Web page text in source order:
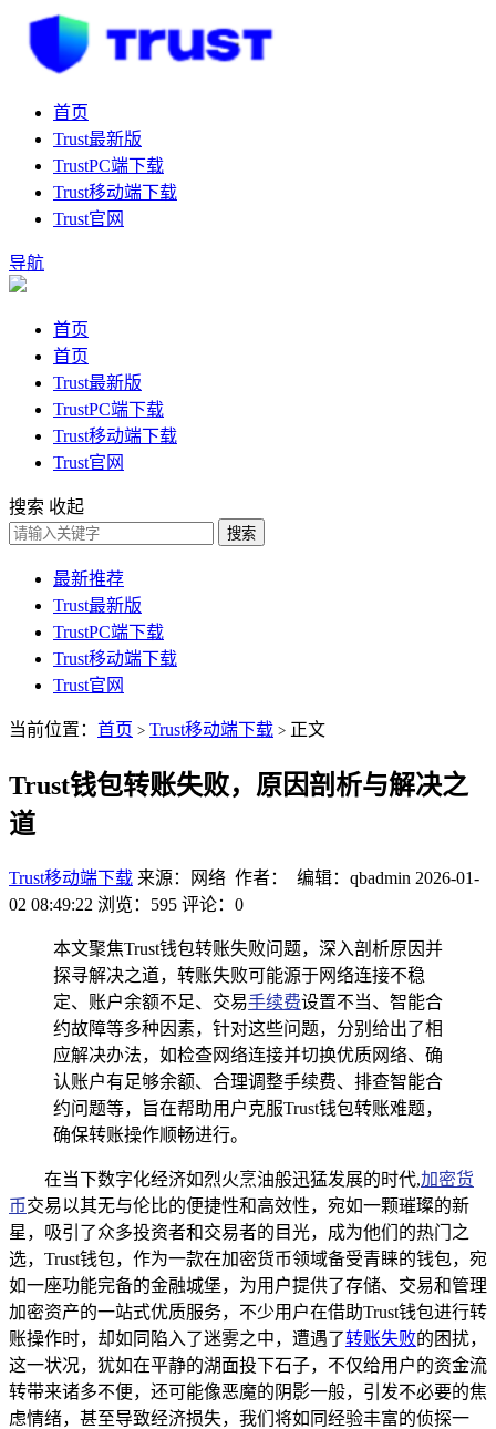
首页
Trust最新版
TrustPC端下载
Trust移动端下载
Trust官网
导航
首页
首页
Trust最新版
TrustPC端下载
Trust移动端下载
Trust官网
搜索 收起
搜索
最新推荐
Trust最新版
TrustPC端下载
Trust移动端下载
Trust官网
当前位置： 首页 > Trust移动端下载 > 正文
Trust钱包转账失败，原因剖析与解决之
道
Trust移动端下载 来源：网络 作者： 编辑：qbadmin 2026-01-
02 08:49:22 浏览：595 评论：0
本文聚焦Trust钱包转账失败问题，深入剖析原因并
探寻解决之道，转账失败可能源于网络连接不稳
定、账户余额不足、交易手续费设置不当、智能合
约故障等多种因素，针对这些问题，分别给出了相
应解决办法，如检查网络连接并切换优质网络、确
认账户有足够余额、合理调整手续费、排查智能合
约问题等，旨在帮助用户克服Trust钱包转账难题，
确保转账操作顺畅进行。
在当下数字化经济如烈火烹油般迅猛发展的时代,加密货
币交易以其无与伦比的便捷性和高效性，宛如一颗璀璨的新
星，吸引了众多投资者和交易者的目光，成为他们的热门之
选，Trust钱包，作为一款在加密货币领域备受青睐的钱包，宛
如一座功能完备的金融城堡，为用户提供了存储、交易和管理
加密资产的一站式优质服务，不少用户在借助Trust钱包进行转
账操作时，却如同陷入了迷雾之中，遭遇了转账失败的困扰，
这一状况，犹如在平静的湖面投下石子，不仅给用户的资金流
转带来诸多不便，还可能像恶魔的阴影一般，引发不必要的焦
虑情绪，甚至导致经济损失，我们将如同经验丰富的侦探一